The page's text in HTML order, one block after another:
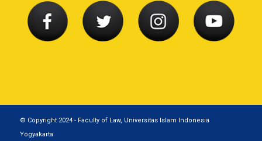
© Copyright 2024 - Faculty of Law, Universitas Islam Indonesia
Yogyakarta